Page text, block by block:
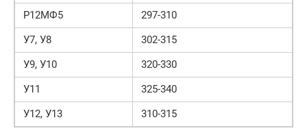
Р12МФ5
297-310
У7, У8
302-315
У9, У10
320-330
У11
325-340
У12, У13
310-315